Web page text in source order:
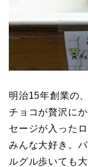
明治15年創業の
チョコが贅沢に
セージが入った
みんな大好き。
ルグル歩いても